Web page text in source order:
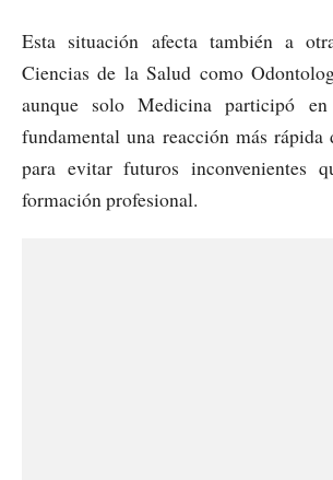
Esta situación afecta también a
Ciencias de la Salud como
aunque solo Medicina participó
fundamental una reacción más rápida
para evitar futuros inconvenientes
formación profesional.